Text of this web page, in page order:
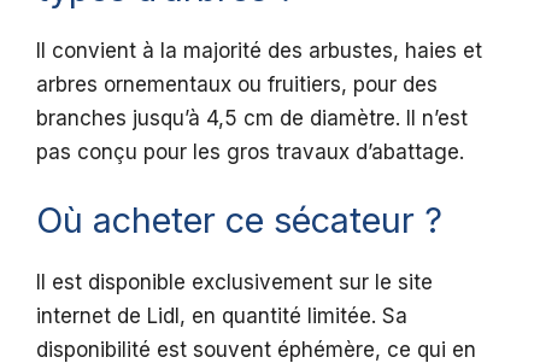
Il convient à la majorité des arbustes, haies et
arbres ornementaux ou fruitiers, pour des
branches jusqu’à 4,5 cm de diamètre. Il n’est
pas conçu pour les gros travaux d’abattage.
Où acheter ce sécateur ?
Il est disponible exclusivement sur le site
internet de Lidl, en quantité limitée. Sa
disponibilité est souvent éphémère, ce qui en